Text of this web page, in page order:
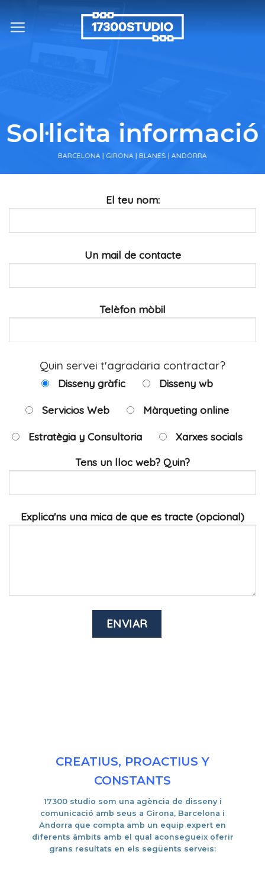
Skip
to
Sol·licita informació
BARCELONA | GIRONA | BLANES | ANDORRA
El teu nom:
Un mail de contacte
Telèfon mòbil
Quin servei t'agradaria contractar?
Disseny gràfic Disseny wb
Servicios Web Màrqueting online
Estratègia y Consultoria Xarxes socials
Tens un lloc web? Quin?
Explica'ns una mica de que es tracte (opcional)
CREATIUS, PROACTIUS Y
CONSTANTS
17300 studio som una agència de disseny i
comunicació amb seus a Girona, Barcelona i
Andorra que compta amb un equip expert en
diferents àmbits amb el qual aconsegueix oferir
grans resultats en els següents serveis: